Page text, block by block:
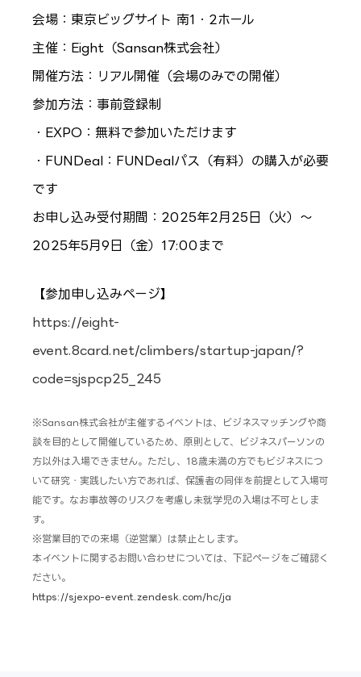
会場：東京ビッグサイト 南1・2ホール
主催：Eight（Sansan株式会社）
開催方法：リアル開催（会場のみでの開催）
参加方法：事前登録制
・EXPO：無料で参加いただけます
・FUNDeal：FUNDealパス（有料）の購入が必要
です
お申し込み受付期間：2025年2月25日（火）～
2025年5月9日（金）17:00まで
【参加申し込みページ】
https://eight-
event.8card.net/climbers/startup-japan/?
code=sjspcp25_245
※Sansan株式会社が主催するイベントは、ビジネスマッチングや商
談を目的として開催しているため、原則として、ビジネスパーソンの
方以外は入場できません。ただし、18歳未満の方でもビジネスにつ
いて研究・実践したい方であれば、保護者の同伴を前提として入場可
能です。なお事故等のリスクを考慮し未就学児の入場は不可としま
す。
※営業目的での来場（逆営業）は禁止とします。
本イベントに関するお問い合わせについては、下記ページをご確認く
ださい。
https://sjexpo-event.zendesk.com/hc/ja